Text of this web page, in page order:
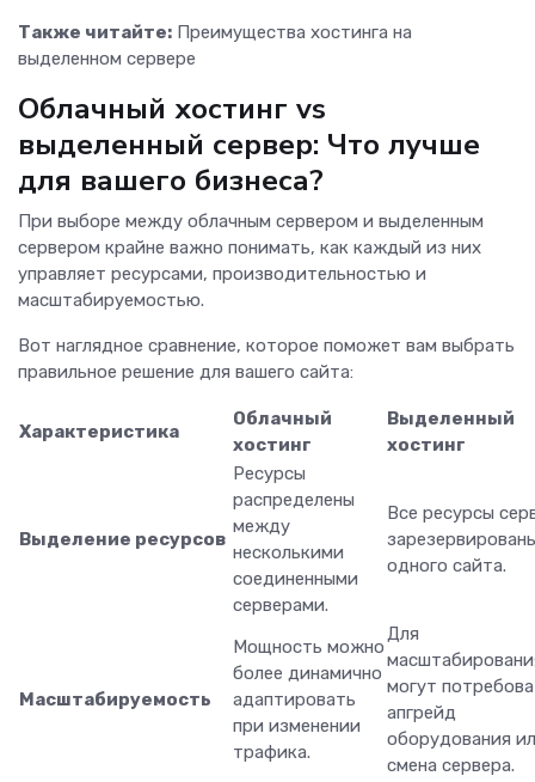
Также читайте: Преимущества хостинга на
выделенном сервере
Облачный хостинг vs
выделенный сервер: Что лучше
для вашего бизнеса?
При выборе между облачным сервером и выделенным
сервером крайне важно понимать, как каждый из них
управляет ресурсами, производительностью и
масштабируемостью.
Вот наглядное сравнение, которое поможет вам выбрать
правильное решение для вашего сайта:
Характеристика
Облачный
хостинг
Выделенный
хостинг
Выделение ресурсов
Ресурсы
распределены
между
несколькими
соединенными
серверами.
Все ресурсы
одного сайта.
Масштабируемость
Мощность можно
более динамично
адаптировать
при изменении
трафика.
Для
могут
апгрейд
оборудования
смена сервера.